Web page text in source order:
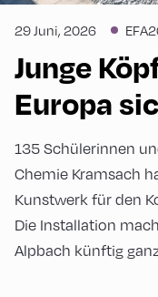
29 Juni, 2026
Junge
Europa
135 Schülerinnen
Chemie Kramsach
Kunstwerk für den
Die Installation
Alpbach künftig